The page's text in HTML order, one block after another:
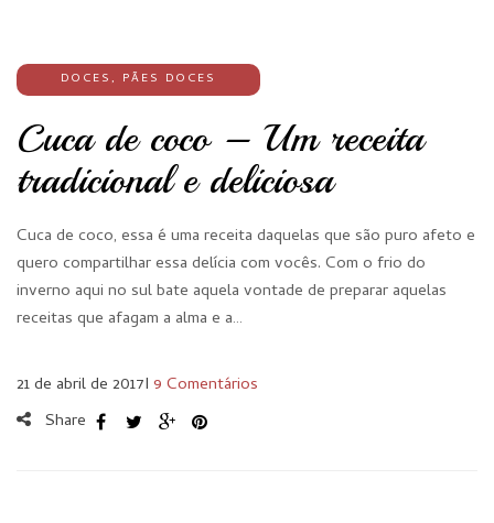
DOCES, PÃES DOCES
Cuca de coco – Um receita
tradicional e deliciosa
Cuca de coco, essa é uma receita daquelas que são puro afeto e
quero compartilhar essa delícia com vocês. Com o frio do
inverno aqui no sul bate aquela vontade de preparar aquelas
receitas que afagam a alma e a…
21 de abril de 2017I 9 Comentários
Share